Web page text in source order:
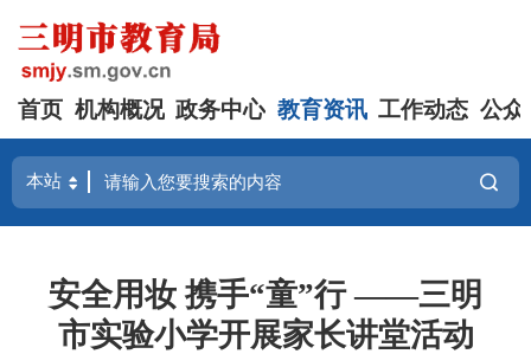
首页 机构概况 政务中心 教育资讯 工作动态 公众
安全用妆 携手“童”行 ——三明
市实验小学开展家长讲堂活动